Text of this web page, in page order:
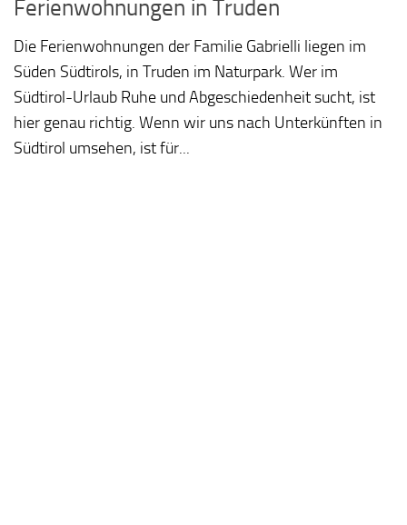
Ferienwohnungen in Truden
Die Ferienwohnungen der Familie Gabrielli liegen im
Süden Südtirols, in Truden im Naturpark. Wer im
Südtirol-Urlaub Ruhe und Abgeschiedenheit sucht, ist
hier genau richtig. Wenn wir uns nach Unterkünften in
Südtirol umsehen, ist für...